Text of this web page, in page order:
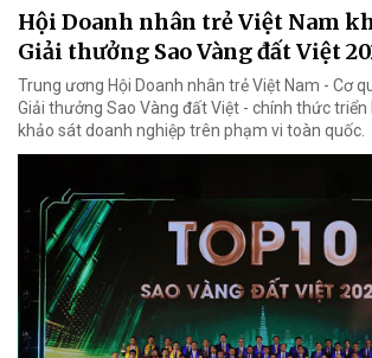
Hội Doanh nhân trẻ Việt Nam
Giải thưởng Sao Vàng đất Việt
Trung ương Hội Doanh nhân trẻ Việt Nam - Cơ
Giải thưởng Sao Vàng đất Việt - chính thức
khảo sát doanh nghiệp trên phạm vi toàn quốc.